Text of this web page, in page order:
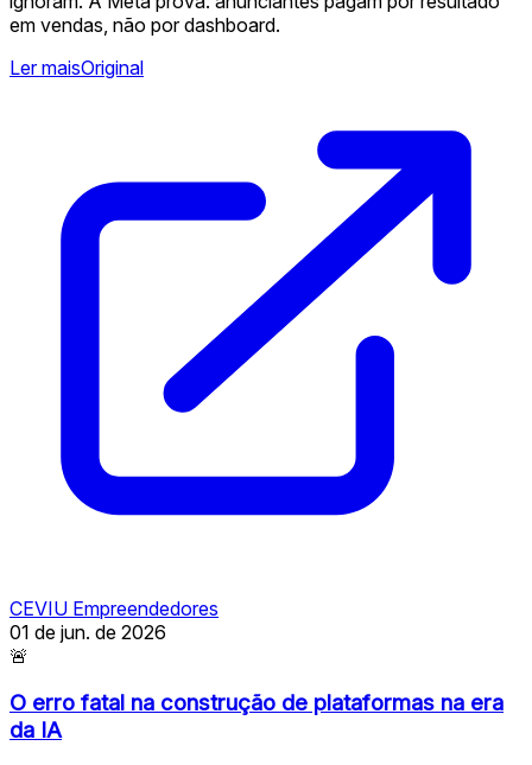
em vendas, não por dashboard.
Ler maisOriginal
CEVIU Empreendedores
01 de jun. de 2026
🚨
O erro fatal na construção de plataformas na era
da IA